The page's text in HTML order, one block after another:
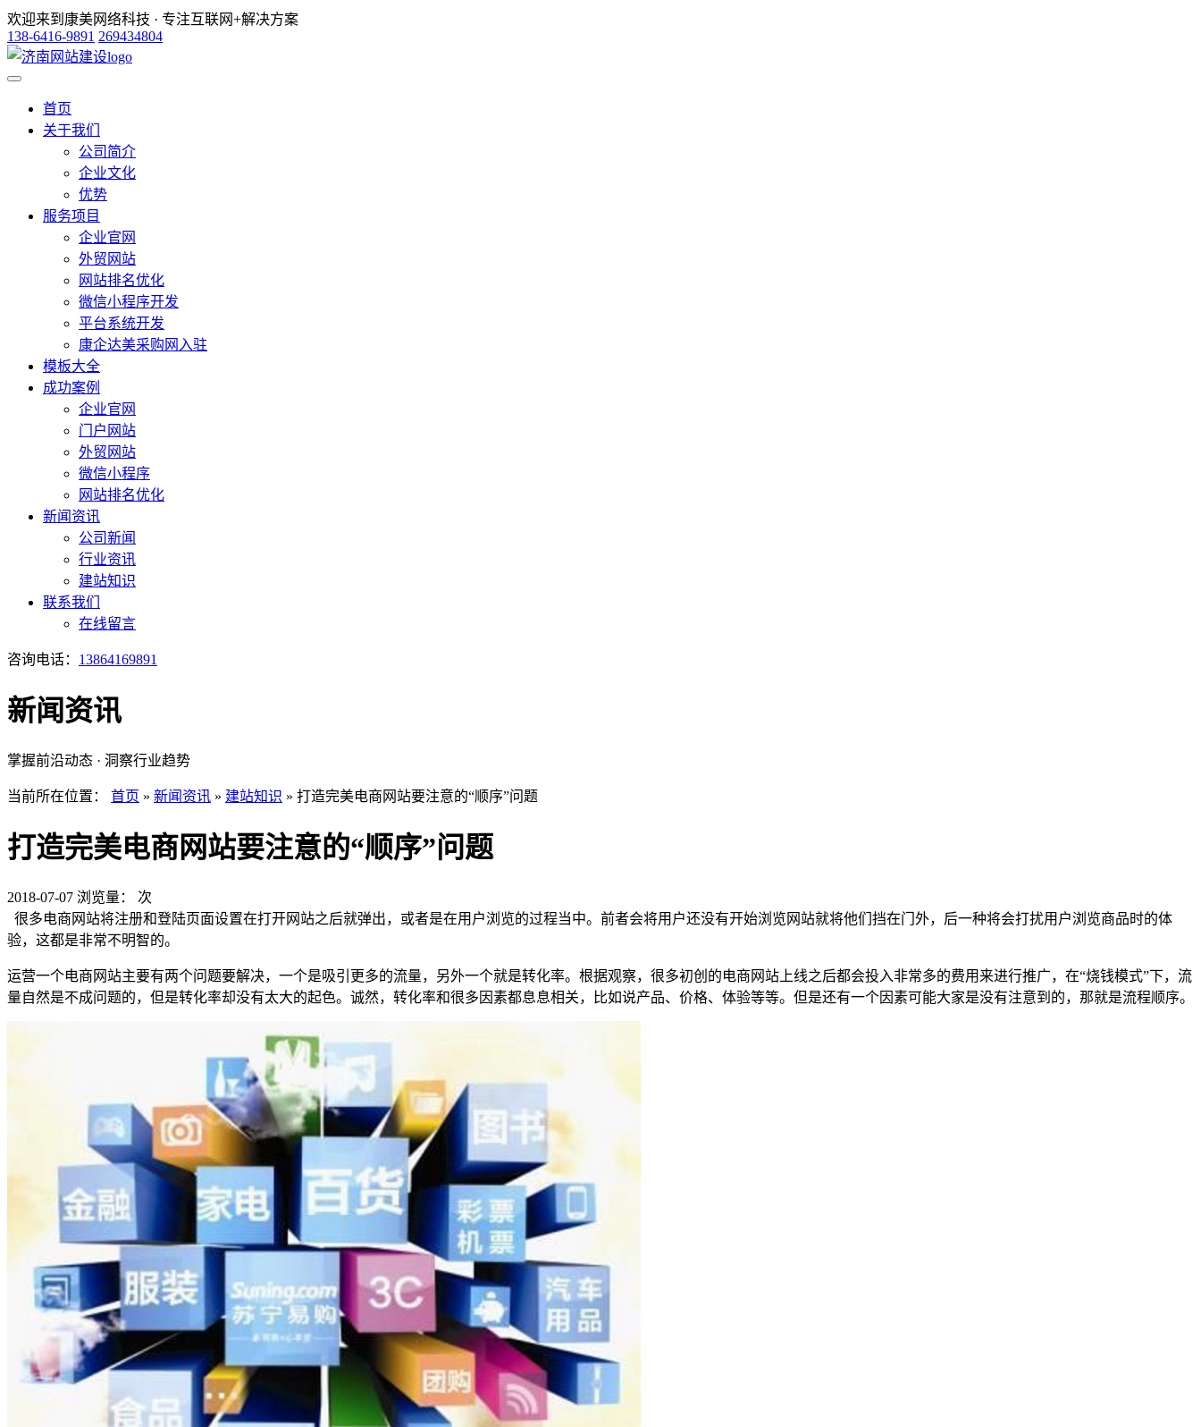
欢迎来到康美网络科技 · 专注互联网+解决方案
138-6416-9891 269434804
首页
关于我们
公司简介
企业文化
优势
服务项目
企业官网
外贸网站
网站排名优化
微信小程序开发
平台系统开发
康企达美采购网入驻
模板大全
成功案例
企业官网
门户网站
外贸网站
微信小程序
网站排名优化
新闻资讯
公司新闻
行业资讯
建站知识
联系我们
在线留言
咨询电话： 13864169891
新闻资讯
掌握前沿动态 · 洞察行业趋势
当前所在位置： 首页 » 新闻资讯 » 建站知识 » 打造完美电商网站要注意的“顺序”问题
打造完美电商网站要注意的“顺序”问题
2018-07-07 浏览量：
次
很多电商网站将注册和登陆页面设置在打开网站之后就弹出，或者是在用户浏览的过程当中。前者会将用户还没有开始浏览网站就将他们挡在门外，后一种将会打扰用户浏览商品时的体
验，这都是非常不明智的。
运营一个电商网站主要有两个问题要解决，一个是吸引更多的流量，另外一个就是转化率。根据观察，很多初创的电商网站上线之后都会投入非常多的费用来进行推广，在“烧钱模式”下，流
量自然是不成问题的，但是转化率却没有太大的起色。诚然，转化率和很多因素都息息相关，比如说产品、价格、体验等等。但是还有一个因素可能大家是没有注意到的，那就是流程顺序。